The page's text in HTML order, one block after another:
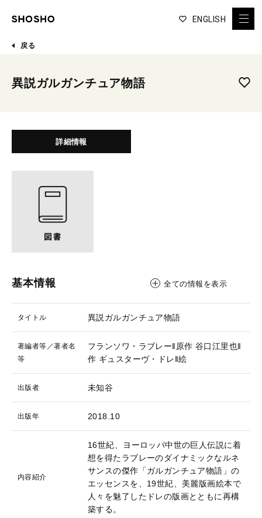
ENGLISH
戻る
異説ガルガンチュア物語
詳細情報
基本情報 全ての情報を表示
タイトル 異説ガルガンチュア物語
著編者等／著者名
等
フランソワ・ラブレー‖原作 谷口江里也‖
作 ギュスターヴ・ドレ‖絵
出版者 未知谷
出版年 2018.10
内容紹介
16世紀、ヨーロッパ中世の巨人伝説に着
想を得たラブレーのダイナミックなルネ
サンスの傑作「ガルガンチュア物語」の
エッセンスを、19世紀、美麗版画絵本で
人々を魅了したドレの版画とともに再構
築する。